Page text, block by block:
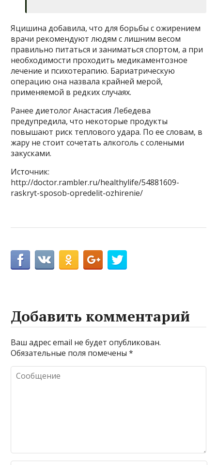
Яцишина добавила, что для борьбы с ожирением
врачи рекомендуют людям с лишним весом
правильно питаться и заниматься спортом, а при
необходимости проходить медикаментозное
лечение и психотерапию. Бариатрическую
операцию она назвала крайней мерой,
применяемой в редких случаях.
Ранее диетолог Анастасия Лебедева
предупредила, что некоторые продукты
повышают риск теплового удара. По ее словам, в
жару не стоит сочетать алкоголь с солеными
закусками.
Источник:
http://doctor.rambler.ru/healthylife/54881609-
raskryt-sposob-opredelit-ozhirenie/
Добавить комментарий
Ваш адрес email не будет опубликован.
Обязательные поля помечены*